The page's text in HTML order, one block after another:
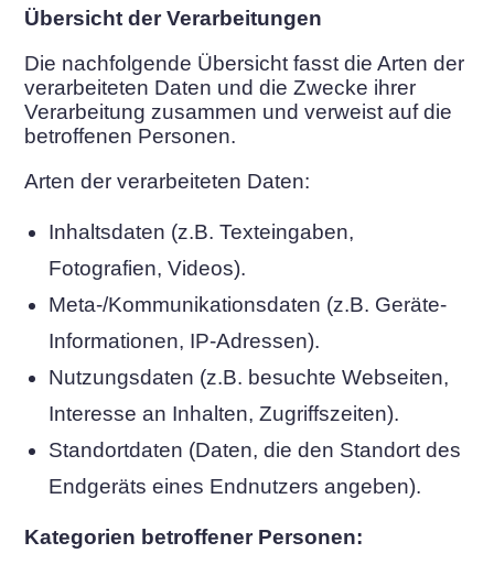
Übersicht der Verarbeitungen
Die nachfolgende Übersicht fasst die Arten der
verarbeiteten Daten und die Zwecke ihrer
Verarbeitung zusammen und verweist auf die
betroffenen Personen.
Arten der verarbeiteten Daten:
Inhaltsdaten (z.B. Texteingaben,
Fotografien, Videos).
Meta-/Kommunikationsdaten (z.B. Geräte-
Informationen, IP-Adressen).
Nutzungsdaten (z.B. besuchte Webseiten,
Interesse an Inhalten, Zugriffszeiten).
Standortdaten (Daten, die den Standort des
Endgeräts eines Endnutzers angeben).
Kategorien betroffener Personen: